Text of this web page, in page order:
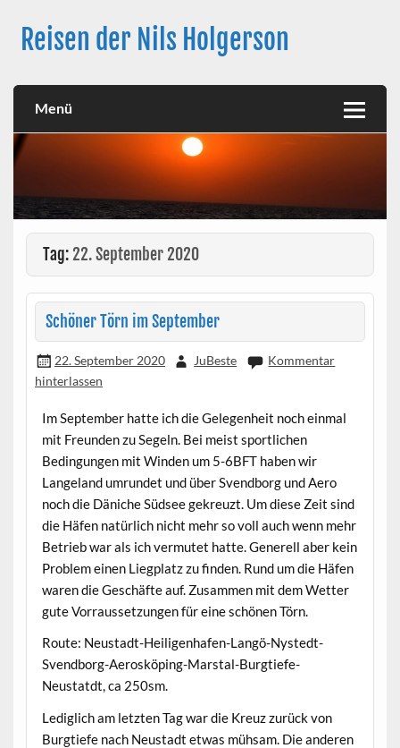
contentReisen der Nils Holgerson
Menü
Tag: 22. September 2020
Schöner Törn im September
22. September 2020 JuBeste
Kommentar
hinterlassen
Im September hatte ich die Gelegenheit noch einmal
mit Freunden zu Segeln. Bei meist sportlichen
Bedingungen mit Winden um 5-6BFT haben wir
Langeland umrundet und über Svendborg und Aero
noch die Däniche Südsee gekreuzt. Um diese Zeit sind
die Häfen natürlich nicht mehr so voll auch wenn mehr
Betrieb war als ich vermutet hatte. Generell aber kein
Problem einen Liegplatz zu finden. Rund um die Häfen
waren die Geschäfte auf. Zusammen mit dem Wetter
gute Vorraussetzungen für eine schönen Törn.
Route: Neustadt-Heiligenhafen-Langö-Nystedt-
Svendborg-Aerosköping-Marstal-Burgtiefe-
Neustatdt, ca 250sm.
Lediglich am letzten Tag war die Kreuz zurück von
Burgtiefe nach Neustadt etwas mühsam. Die anderen